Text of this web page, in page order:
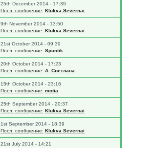
25th December 2014 - 17:39
Посл. сообщение: Klukva Severnai
9th November 2014 - 13:50
Посл. сообщение: Klukva Severnai
21st October 2014 - 09:39
Посл. сообщение: Spuntik
20th October 2014 - 17:23
Посл. сообщение: А. Светлана
15th October 2014 - 23:16
Посл. сообщение: motia
25th September 2014 - 20:37
Посл. сообщение: Klukva Severnai
1st September 2014 - 18:39
Посл. сообщение: Klukva Severnai
21st July 2014 - 14:21